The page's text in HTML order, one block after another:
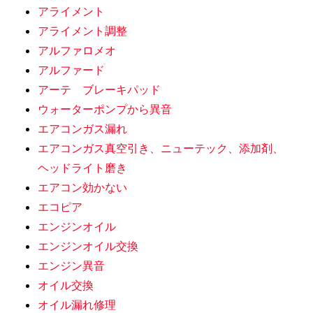
アライメント
アライメント調整
アルファロメオ
アルファード
アーテ ブレーキパッド
ウォーターポンプから異音
エアコンガス漏れ
エアコンガス真空引き、ニューテック、添加剤、
ヘッドライト磨き
エアコン効かない
エコピア
エンジンオイル
エンジンオイル交換
エンジン異音
オイル交換
オイル漏れ修理